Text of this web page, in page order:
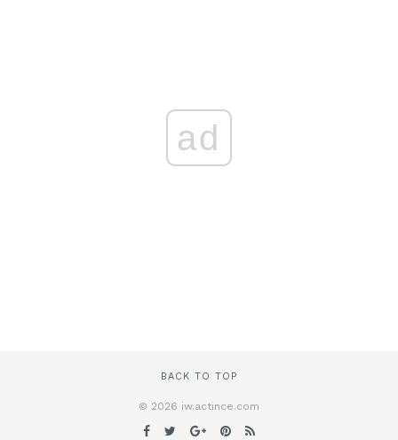
ad
BACK TO TOP
© 2026 iw.actince.com